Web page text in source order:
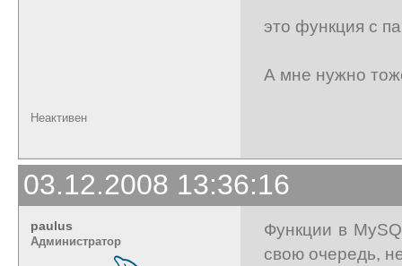
это функция с
А мне нужно
Неактивен
03.12.2008 13:36:16
paulus
Администратор
Функции в
свою очередь,